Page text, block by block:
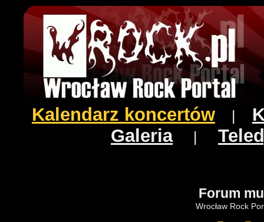
Kalendarz koncertów
Galeria|
Forum
Wrocław Rock